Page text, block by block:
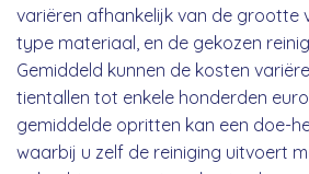
variëren afhankelijk van de grootte
type materiaal, en de gekozen
Gemiddeld kunnen de kosten
tientallen tot enkele honderden
gemiddelde opritten kan een doe-
waarbij u zelf de reiniging uitvoert